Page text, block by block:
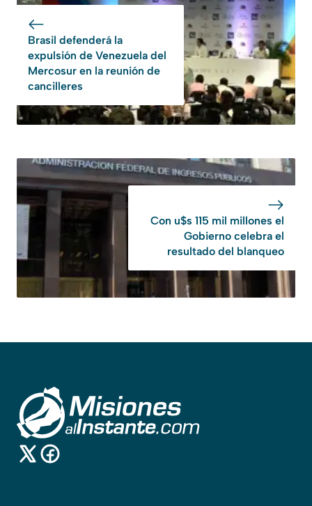
Brasil defenderá la
expulsión de Venezuela del
Mercosur en la reunión de
cancilleres
Con u$s 115 mil millones el
Gobierno celebra el
resultado del blanqueo